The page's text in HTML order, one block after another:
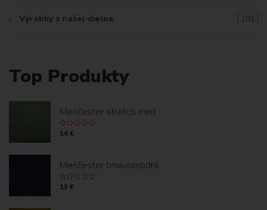
Výrobky z našej dielne 191
Top Produkty
Menčester stretch mint
14 €
Menčester tmavomodrá
13 €